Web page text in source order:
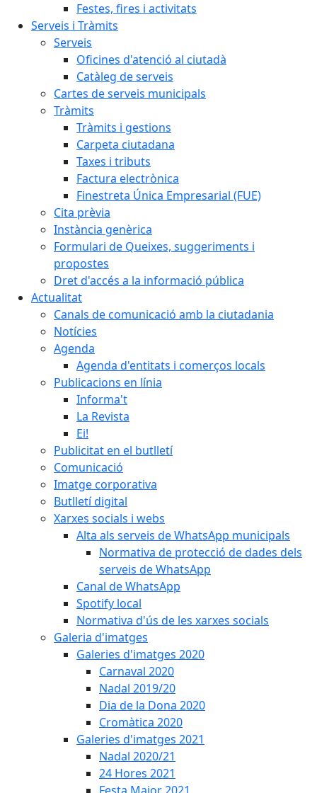
Festes, fires i activitats
Serveis i Tràmits
Serveis
Oficines d'atenció al ciutadà
Catàleg de serveis
Cartes de serveis municipals
Tràmits
Tràmits i gestions
Carpeta ciutadana
Taxes i tributs
Factura electrònica
Finestreta Única Empresarial (FUE)
Cita prèvia
Instància genèrica
Formulari de Queixes, suggeriments i
propostes
Dret d'accés a la informació pública
Actualitat
Canals de comunicació amb la ciutadania
Notícies
Agenda
Agenda d'entitats i comerços locals
Publicacions en línia
Informa't
La Revista
Ei!
Publicitat en el butlletí
Comunicació
Imatge corporativa
Butlletí digital
Xarxes socials i webs
Alta als serveis de WhatsApp municipals
Normativa de protecció de dades dels
serveis de WhatsApp
Canal de WhatsApp
Spotify local
Normativa d'ús de les xarxes socials
Galeria d'imatges
Galeries d'imatges 2020
Carnaval 2020
Nadal 2019/20
Dia de la Dona 2020
Cromàtica 2020
Galeries d'imatges 2021
Nadal 2020/21
24 Hores 2021